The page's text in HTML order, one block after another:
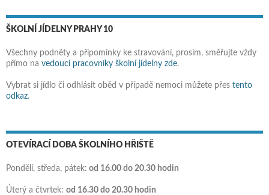
ŠKOLNÍ JÍDELNY PRAHY 10
Všechny podněty a připomínky ke stravování, prosím, směřujte vždy
přímo na vedoucí pracovníky školní jídelny zde.
Vybrat si jídlo či odhlásit oběd v případě nemoci můžete přes tento
odkaz.
OTEVÍRACÍ DOBA ŠKOLNÍHO HŘIŠTĚ
Pondělí, středa, pátek: od 16.00 do 20.30 hodin
Úterý a čtvrtek: od 16.30 do 20.30 hodin